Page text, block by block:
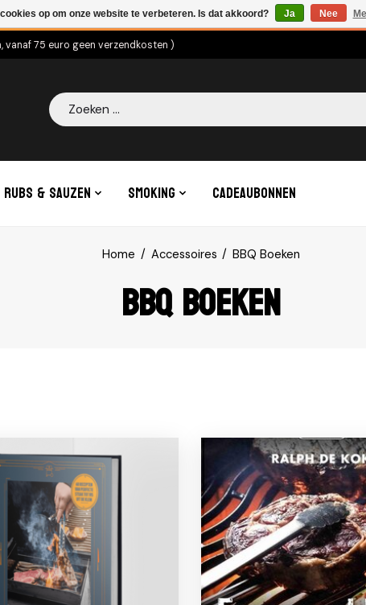
75 euro geen verzendkosten )
Zoeken
Rubs & Sauzen Smoking Cadeaubonnen
Home / Accessoires / BBQ Boeken
BBQ Boeken
op om onze website te verbeteren. Is dat akkoord? Ja Nee